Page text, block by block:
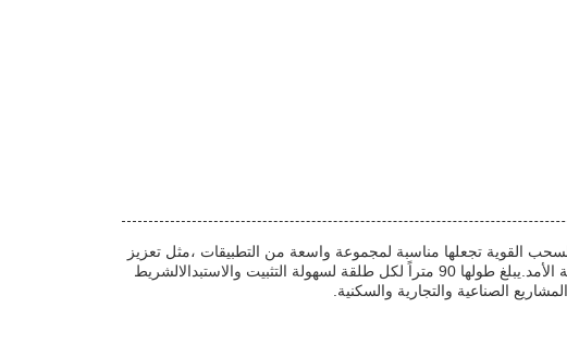
القوية تجعلها مناسبة لمجموعة واسعة من التطبيقات ،مثل تعزيز
الجدران، والعزل المائي، وغيرها من الاستخدامات. لديها أداء مقاومة حريق ممتازة حتى الفئة A ومقاومة جيدة للتآكل لمتانة طويلة الأمد.يبلغ طولها 90 متراً لكل طلقة لسهولة التثبيت والاستبدالالشريط
الصناعية والتجارية والسكنية.